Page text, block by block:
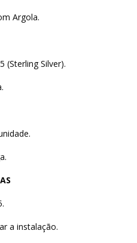
Argola.
(Sterling Silver).
a instalação.